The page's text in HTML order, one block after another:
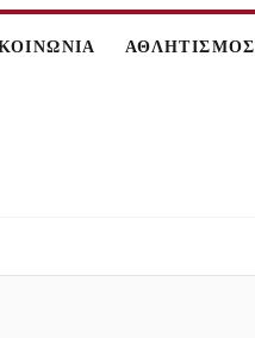
ΑΘΛΗΤΙΣΜΟΣ